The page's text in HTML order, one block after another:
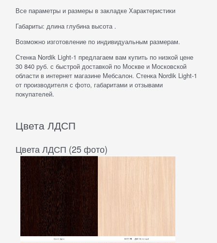
Все параметры и размеры в закладке Характеристики
Габариты: длина глубина высота .
Возможно изготовление по индивидуальным размерам.
Стенка Nordik Light-1 предлагаем вам купить по низкой цене
30 840 руб. с быстрой доставкой по Москве и Московской
области в интернет магазине Мебсалон. Стенка Nordik Light-1
от производителя с фото, габаритами и отзывами
покупателей.
Цвета ЛДСП
Цвета ЛДСП (25 фото)